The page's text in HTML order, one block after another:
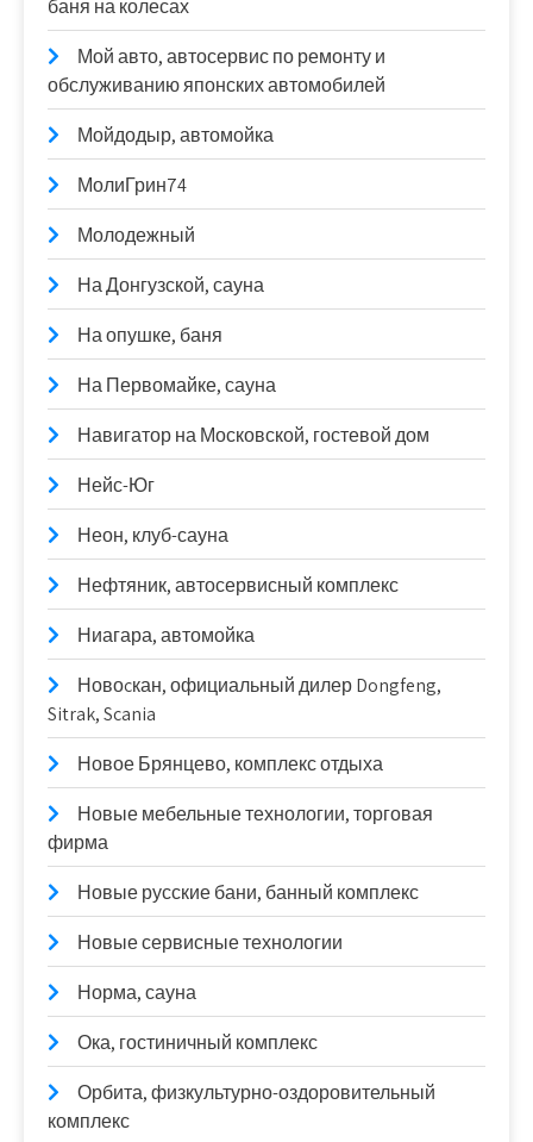
баня на колесах
Мой авто, автосервис по ремонту и
обслуживанию японских автомобилей
Мойдодыр, автомойка
МолиГрин74
Молодежный
На Донгузской, сауна
На опушке, баня
На Первомайке, сауна
Навигатор на Московской, гостевой дом
Нейс-Юг
Неон, клуб-сауна
Нефтяник, автосервисный комплекс
Ниагара, автомойка
Новоcкан, официальный дилер Dongfeng,
Sitrak, Scania
Новое Брянцево, комплекс отдыха
Новые мебельные технологии, торговая
фирма
Новые русские бани, банный комплекс
Новые сервисные технологии
Норма, сауна
Ока, гостиничный комплекс
Орбита, физкультурно-оздоровительный
комплекс